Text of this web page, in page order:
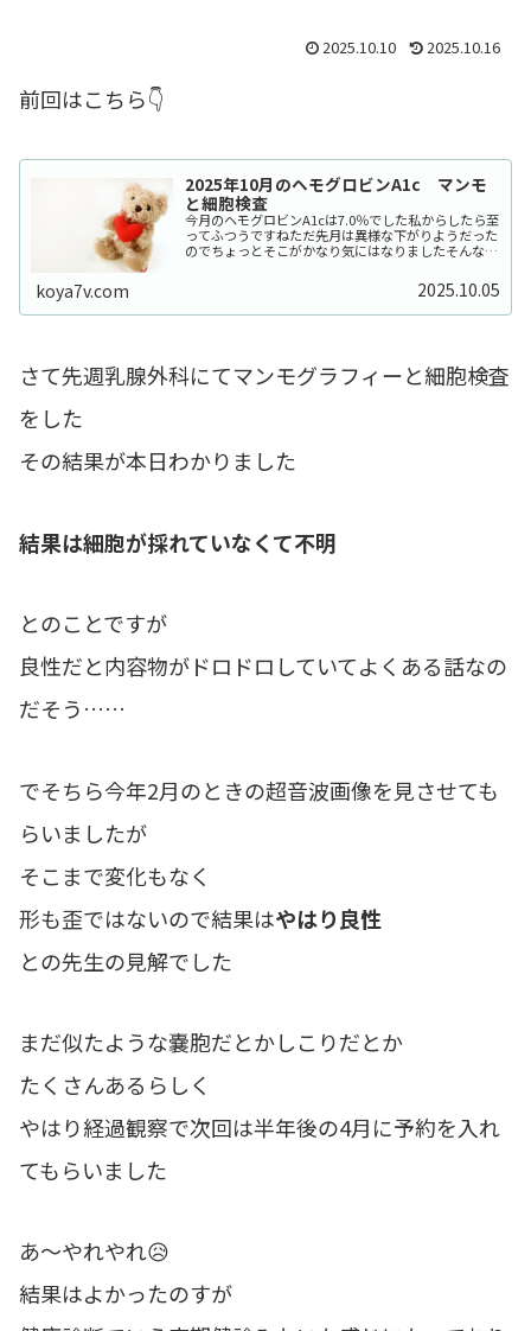
2025.10.10 2025.10.16
前回はこちら👇
2025年10月のヘモグロビンA1c マンモ
と細胞検査
今月のヘモグロビンA1cは7.0％でした私からしたら至
ってふつうですねただ先月は異様な下がりようだった
のでちょっとそこがかなり気にはなりましたそんなわ
リン上げるとしたら晩御飯時かなあとアドバイ...
koya7v.com 2025.10.05
さて先週乳腺外科にてマンモグラフィーと細胞検査
をした
その結果が本日わかりました
結果は細胞が採れていなくて不明
とのことですが
良性だと内容物がドロドロしていてよくある話なの
だそう……
でそちら今年2月のときの超音波画像を見させても
らいましたが
そこまで変化もなく
形も歪ではないので結果はやはり良性
との先生の見解でした
まだ似たような嚢胞だとかしこりだとか
たくさんあるらしく
やはり経過観察で次回は半年後の4月に予約を入れ
てもらいました
あ～やれやれ😥
結果はよかったのすが